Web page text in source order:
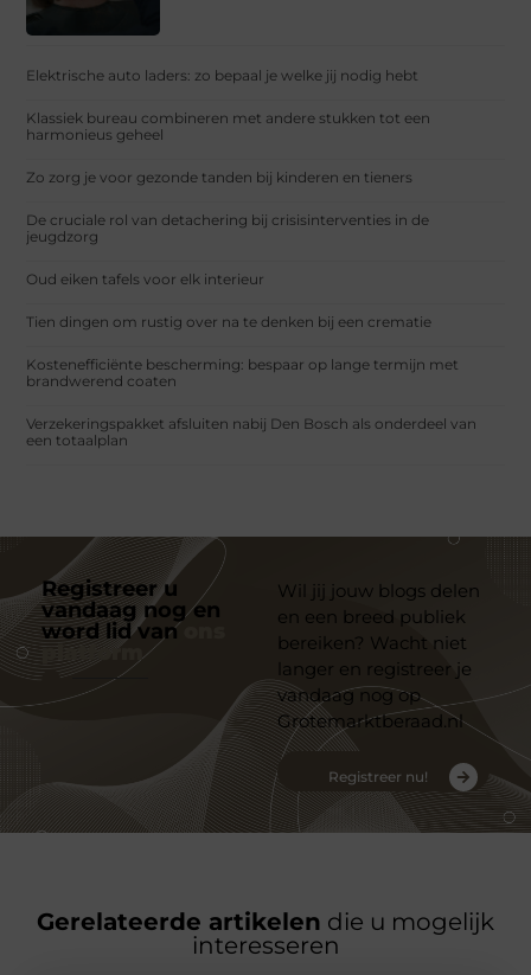
Elektrische auto laders: zo bepaal je welke jij nodig hebt
Klassiek bureau combineren met andere stukken tot een
harmonieus geheel
Zo zorg je voor gezonde tanden bij kinderen en tieners
De cruciale rol van detachering bij crisisinterventies in de
jeugdzorg
Oud eiken tafels voor elk interieur
Tien dingen om rustig over na te denken bij een crematie
Kostenefficiënte bescherming: bespaar op lange termijn met
brandwerend coaten
Verzekeringspakket afsluiten nabij Den Bosch als onderdeel van
een totaalplan
Registreer u
vandaag nog en
word lid van
platform
Wil jij jouw blogs delen
en een breed publiek
bereiken? Wacht niet
langer en registreer je
vandaag nog op
Grotemarktberaad.nl
Registreer nu!
Gerelateerde artikelen die u mogelijk
interesseren